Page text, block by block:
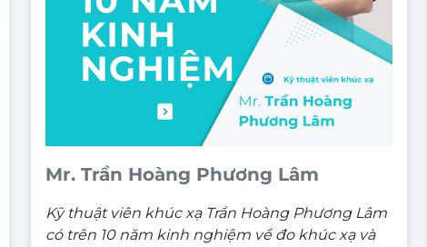
Mr. Trần Hoàng Phương Lâm
Kỹ thuật viên khúc xạ Trần Hoàng Phương Lâm
có trên 10 năm kinh nghiệm về đo khúc xạ và